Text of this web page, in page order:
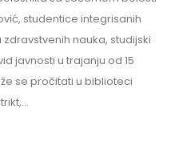
studentice integrisanih
nauka, studijski
javnosti u trajanju od 15
se pročitati u biblioteci